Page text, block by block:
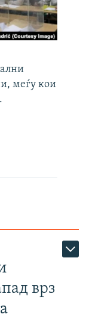
меѓу кои
врз